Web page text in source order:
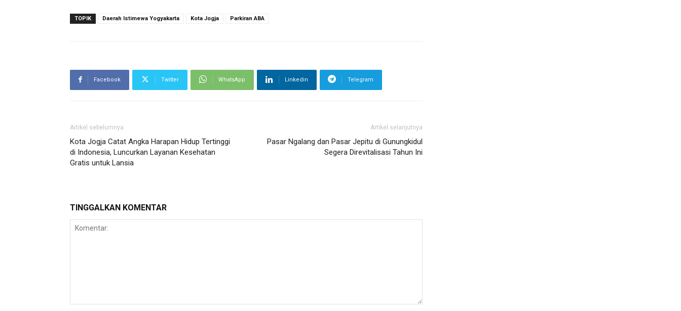
TOPIK Daerah Istimewa Yogyakarta Kota Jogja Parkiran ABA
Facebook Twitter WhatsApp Linkedin Telegram
Artikel sebelumnya
Kota Jogja Catat Angka Harapan Hidup Tertinggi
di Indonesia, Luncurkan Layanan Kesehatan
Gratis untuk Lansia
Artikel selanjutnya
Pasar Ngalang dan Pasar Jepitu di Gunungkidul
Segera Direvitalisasi Tahun Ini
TINGGALKAN KOMENTAR